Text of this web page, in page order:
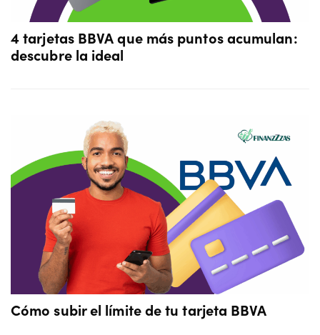
4 tarjetas BBVA que más puntos acumulan:
descubre la ideal
Cómo subir el límite de tu tarjeta BBVA